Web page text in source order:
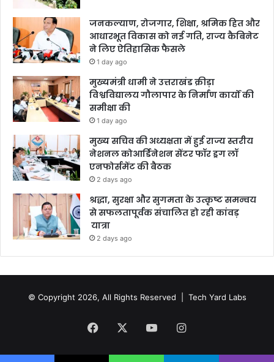
जनकल्याण, रोजगार, शिक्षा, श्रमिक हित और
आधारभूत विकास को नई गति, राज्य कैबिनेट
ने लिए ऐतिहासिक फैसले
1 day ago
मुख्यमंत्री धामी ने उत्तराखंड क्रीड़ा
विश्वविद्यालय गौलापार के निर्माण कार्यों की
समीक्षा की
1 day ago
मुख्य सचिव की अध्यक्षता में हुई राज्य स्तरीय
नेशनल कोआर्डिनेशन सेंटर फॉर ड्रग लॉ
एनफोर्समेंट की बैठक
2 days ago
श्रद्धा, सुरक्षा और सुगमता के उत्कृष्ट समन्वय
से सफलतापूर्वक संचालित हो रही कांवड़
यात्रा
2 days ago
© Copyright 2026, All Rights Reserved | Tech Yard Labs
Facebook YouTubeInstagram